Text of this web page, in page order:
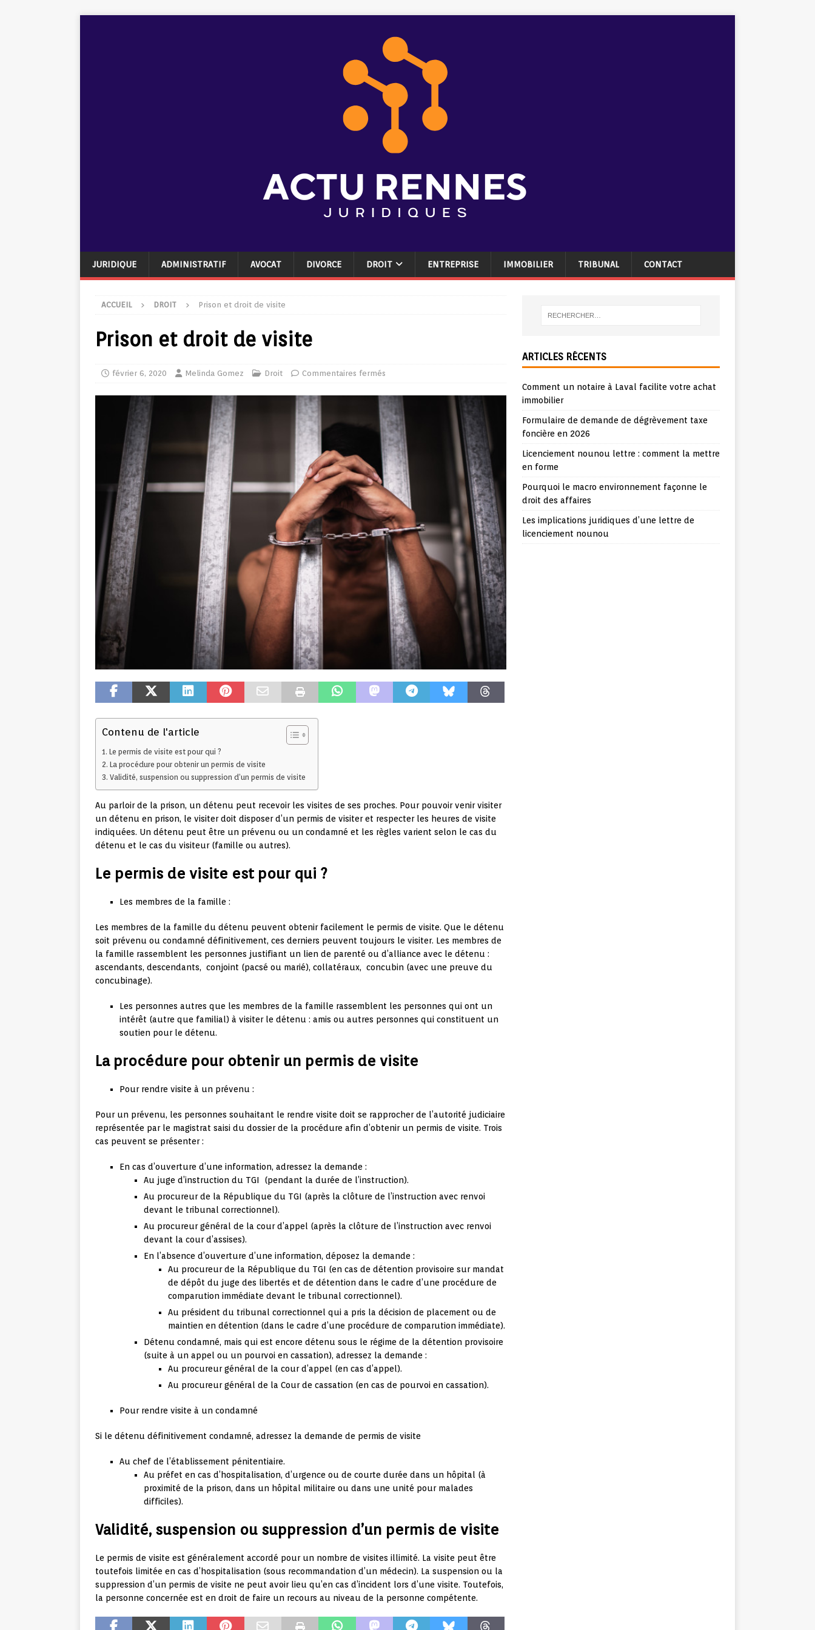
JURIDIQUE ADMINISTRATIF AVOCAT DIVORCE DROIT ENTREPRISE IMMOBILIER TRIBUNAL CONTACT
ACCUEIL DROIT Prison et droit de visite
Prison et droit de visite
février 6, 2020 Melinda Gomez Droit Commentaires fermés
Contenu de l'article
Le permis de visite est pour qui ?
La procédure pour obtenir un permis de visite
Validité, suspension ou suppression d’un permis de visite
Au parloir de la prison, un détenu peut recevoir les visites de ses proches. Pour pouvoir venir visiter
un détenu en prison, le visiter doit disposer d’un permis de visiter et respecter les heures de visite
indiquées. Un détenu peut être un prévenu ou un condamné et les règles varient selon le cas du
détenu et le cas du visiteur (famille ou autres).
Le permis de visite est pour qui ?
Les membres de la famille :
Les membres de la famille du détenu peuvent obtenir facilement le permis de visite. Que le détenu
soit prévenu ou condamné définitivement, ces derniers peuvent toujours le visiter. Les membres de
la famille rassemblent les personnes justifiant un lien de parenté ou d’alliance avec le détenu :
ascendants, descendants, conjoint (pacsé ou marié), collatéraux, concubin (avec une preuve du
concubinage).
Les personnes autres que les membres de la famille rassemblent les personnes qui ont un
intérêt (autre que familial) à visiter le détenu : amis ou autres personnes qui constituent un
soutien pour le détenu.
La procédure pour obtenir un permis de visite
Pour rendre visite à un prévenu :
Pour un prévenu, les personnes souhaitant le rendre visite doit se rapprocher de l’autorité judiciaire
représentée par le magistrat saisi du dossier de la procédure afin d’obtenir un permis de visite. Trois
cas peuvent se présenter :
En cas d’ouverture d’une information, adressez la demande :
Au juge d’instruction du TGI (pendant la durée de l’instruction).
Au procureur de la République du TGI (après la clôture de l’instruction avec renvoi
devant le tribunal correctionnel).
Au procureur général de la cour d’appel (après la clôture de l’instruction avec renvoi
devant la cour d’assises).
En l’absence d’ouverture d’une information, déposez la demande :
Au procureur de la République du TGI (en cas de détention provisoire sur mandat
de dépôt du juge des libertés et de détention dans le cadre d’une procédure de
comparution immédiate devant le tribunal correctionnel).
Au président du tribunal correctionnel qui a pris la décision de placement ou de
maintien en détention (dans le cadre d’une procédure de comparution immédiate).
Détenu condamné, mais qui est encore détenu sous le régime de la détention provisoire
(suite à un appel ou un pourvoi en cassation), adressez la demande :
Au procureur général de la cour d’appel (en cas d’appel).
Au procureur général de la Cour de cassation (en cas de pourvoi en cassation).
Pour rendre visite à un condamné
Si le détenu définitivement condamné, adressez la demande de permis de visite
Au chef de l’établissement pénitentiaire.
Au préfet en cas d’hospitalisation, d’urgence ou de courte durée dans un hôpital (à
proximité de la prison, dans un hôpital militaire ou dans une unité pour malades
difficiles).
Validité, suspension ou suppression d’un permis de visite
Le permis de visite est généralement accordé pour un nombre de visites illimité. La visite peut être
toutefois limitée en cas d’hospitalisation (sous recommandation d’un médecin). La suspension ou la
suppression d’un permis de visite ne peut avoir lieu qu’en cas d’incident lors d’une visite. Toutefois,
la personne concernée est en droit de faire un recours au niveau de la personne compétente.
ARTICLES RÉCENTS
Comment un notaire à Laval facilite votre achat
immobilier
Formulaire de demande de dégrèvement taxe
foncière en 2026
Licenciement nounou lettre : comment la mettre
en forme
Pourquoi le macro environnement façonne le
droit des affaires
Les implications juridiques d’une lettre de
licenciement nounou